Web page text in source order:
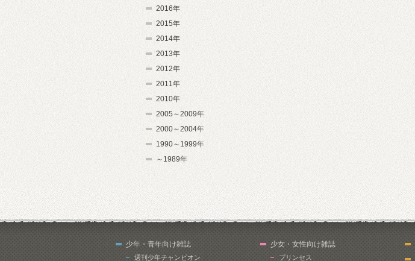
2016年
2015年
2014年
2013年
2012年
2011年
2010年
2005～2009年
2000～2004年
1990～1999年
～1989年
少年・青年向け雑誌
週刊少年チャンピオン
少女・女性向け雑誌
プリンセス